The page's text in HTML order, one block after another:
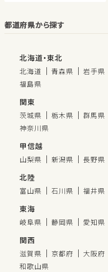
都道府県から探す
北海道・東北
北海道 青森県 岩手県
福島県
関東
茨城県 栃木県 群馬県
神奈川県
甲信越
山梨県 新潟県 長野県
北陸
富山県 石川県 福井県
東海
岐阜県 静岡県 愛知県
関西
滋賀県 京都府 大阪府
和歌山県